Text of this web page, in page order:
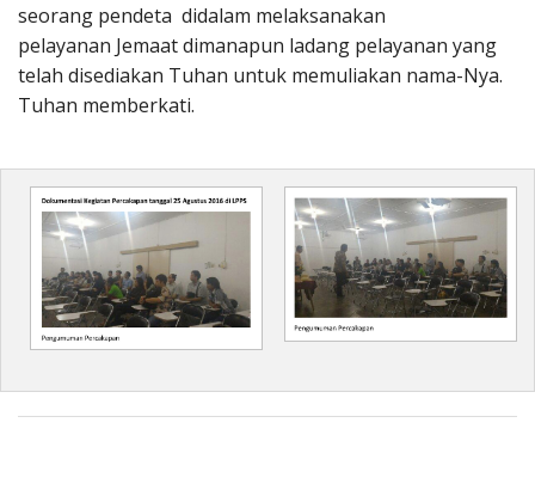
seorang pendeta didalam melaksanakan
pelayanan Jemaat dimanapun ladang pelayanan yang
telah disediakan Tuhan untuk memuliakan nama-Nya.
Tuhan memberkati.